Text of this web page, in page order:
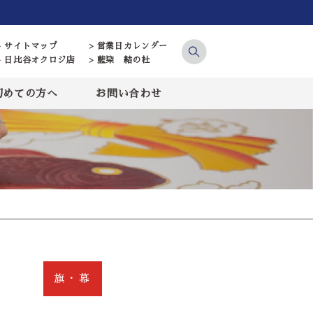
サイトマップ
> 営業日カレンダー
日比谷オクロジ店
> 藍染 結の杜
めての方へ お問い合わせ
旗・幕